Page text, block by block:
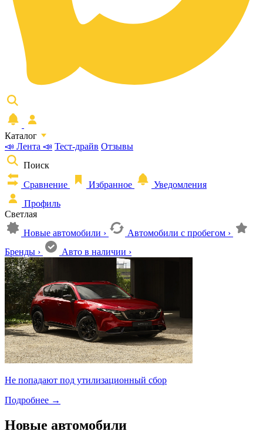
Каталог
📣 Лента 📣 Тест-драйв Отзывы
Поиск
Сравнение
Избранное
Уведомления
Профиль
Светлая
Новые автомобили › Автомобили с пробегом ›
Бренды › Авто в наличии ›
Не попадают под утилизационный сбор
Подробнее →
Новые автомобили